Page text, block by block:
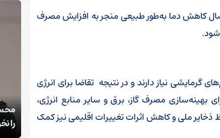
کاهش دما به‌طور طبیعی منجر به افزایش مصرف
نیاز دارند و در نتیجه تقاضا برای انرژی
مصرف گاز، برق و سایر منابع انرژی،
ذخایر ملی و کاهش اثرات تغییرات اقلیمی نیز کمک
قالیباف: انتشار اخبار جعلی توسط ترامپ یک
استراتژی شکست خورده است
را